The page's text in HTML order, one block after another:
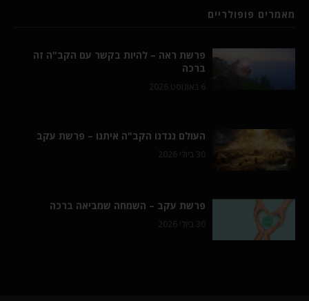
מאמרים פופולריים
פרשת ראה – להיות בקשר עם הקב"ה זה
ברכה
6 באוגוסט 2026
העולם נגדנו הקב"ה איתנו – פרשת עקב
30 ביולי 2026
פרשת עקב – השמחה שמביאה ברכה
30 ביולי 2026